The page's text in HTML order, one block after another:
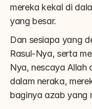
mereka kekal di
yang besar.
Dan sesiapa yang
Rasul-Nya, serta
Nya, nescaya Allah
dalam neraka,
baginya azab yang